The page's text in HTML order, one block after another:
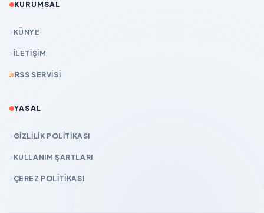
KURUMSAL
KÜNYE
İLETIŞIM
RSS SERVISI
YASAL
GIZLILIK POLITIKASI
KULLANIM ŞARTLARI
ÇEREZ POLITIKASI